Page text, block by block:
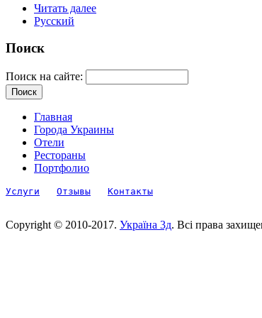
Читать далее
Русский
Поиск
Поиск на сайте:
Главная
Города Украины
Отели
Рестораны
Портфолио
Услуги Отзывы Контакты
Copyright © 2010-2017. Україна 3д. Всі права